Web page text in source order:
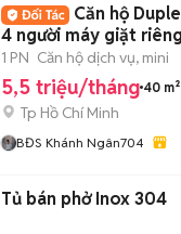
Căn hộ
4 người máy giặt
UEH
1 PN Căn hộ dịch vụ, mini
5,5 triệu/tháng 40 m²
Tp Hồ Chí Minh
BĐS Khánh Ngân704
Tủ bán phở Inox 304